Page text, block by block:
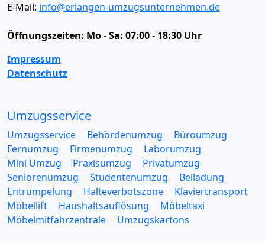
E-Mail: info@erlangen-umzugsunternehmen.de
Öffnungszeiten: Mo - Sa: 07:00 - 18:30 Uhr
Impressum
Datenschutz
Umzugsservice
Umzugsservice Behördenumzug
Büroumzug
Fernumzug
Firmenumzug
Laborumzug
Mini Umzug
Praxisumzug
Privatumzug
Seniorenumzug
Studentenumzug
Beiladung
Entrümpelung
Halteverbotszone
Klaviertransport
Möbellift
Haushaltsauflösung
Möbeltaxi
Möbelmitfahrzentrale
Umzugskartons